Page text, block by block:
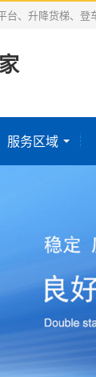
、升降货梯、登
服务区域